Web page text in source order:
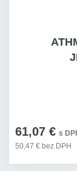
61,07 € s
50,47 € bez DPH